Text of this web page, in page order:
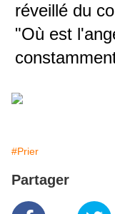
réveillé du
"Où est
#Prier
Partager